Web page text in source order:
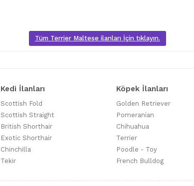
Tüm Terrier Maltese ilanları İçin tıklayın.
Kedi İlanları
Scottish Fold
Scottish Straight
British Shorthair
Exotic Shorthair
Chinchilla
Tekir
Köpek İlanları
Golden Retriever
Pomeranian
Chihuahua
Terrier
Poodle - Toy
French Bulldog